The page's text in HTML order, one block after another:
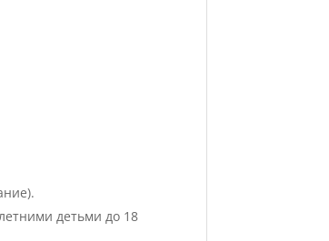
детьми до 18